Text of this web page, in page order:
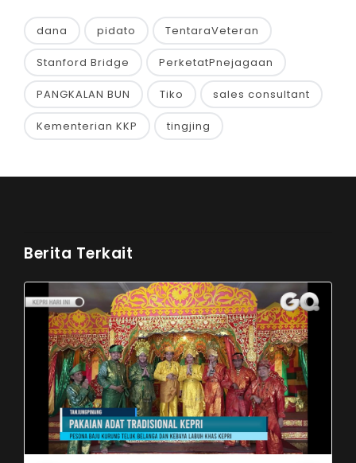
dana pidato TentaraVeteran
Stanford Bridge PerketatPnejagaan
PANGKALAN BUN Tiko sales consultant
Kementerian KKP tingjing
Berita Terkait